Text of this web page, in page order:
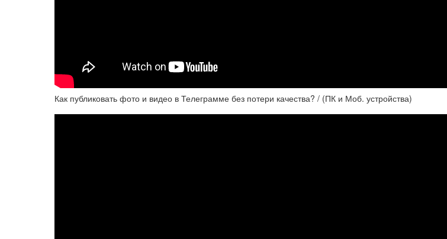
Как публиковать фото и видео в Телеграмме без потери качества? / (ПК и Моб. устройства)